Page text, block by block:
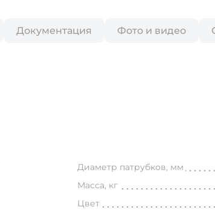
Документация Фото и видео
Диаметр патрубков, мм
Масса, кг
Цвет